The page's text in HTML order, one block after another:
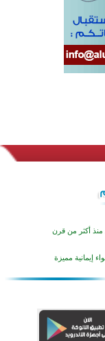
في أزناكاييف
للشباب المسلمين
من العمل والعطاء
في أزناكاييف